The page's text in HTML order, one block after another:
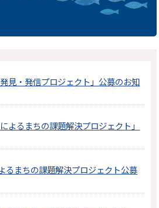
見・発信プロジェクト」公募のお知
よるまちの課題解決プロジェクト」
るまちの課題解決プロジェクト公募